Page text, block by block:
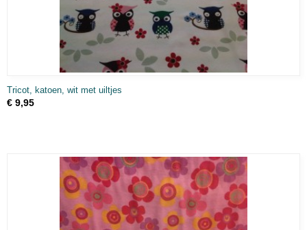
Tricot, katoen, wit met uiltjes
€ 9,95